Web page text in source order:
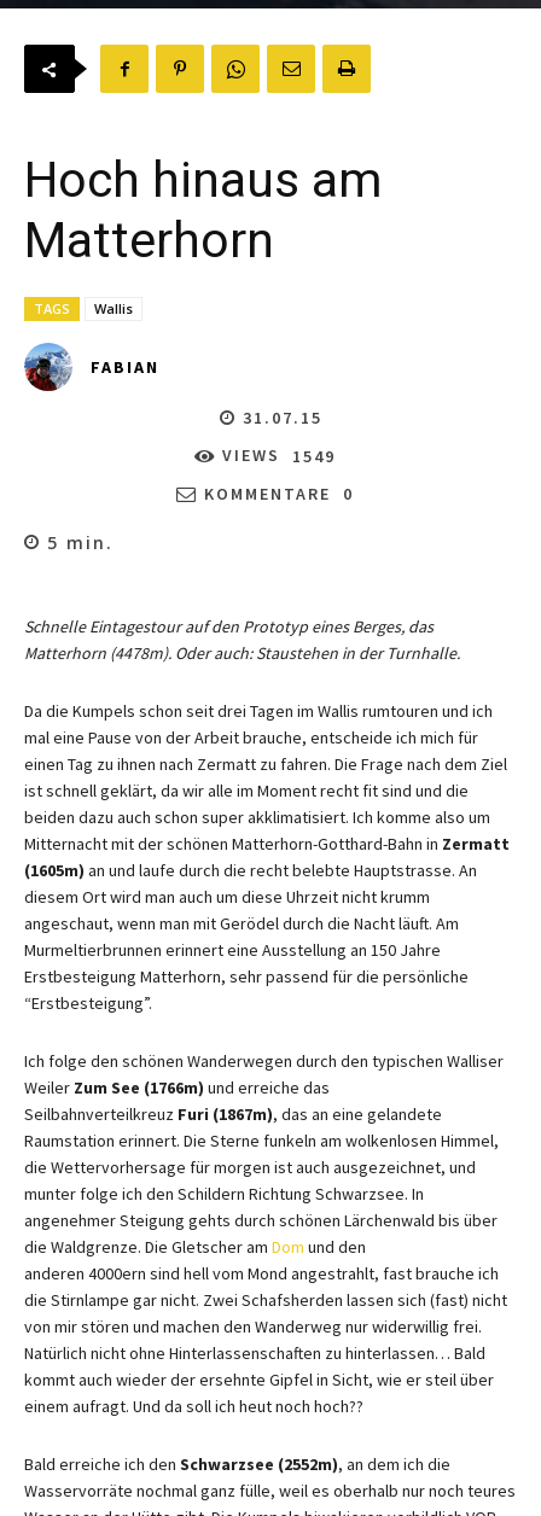
Hoch hinaus am
Matterhorn
TAGS Wallis
FABIAN
31.07.15
VIEWS
1549
KOMMENTARE
0
5 min.
Schnelle Eintagestour auf den Prototyp eines Berges, das
Matterhorn (4478m). Oder auch: Staustehen in der Turnhalle.
Da die Kumpels schon seit drei Tagen im Wallis rumtouren und ich
mal eine Pause von der Arbeit brauche, entscheide ich mich für
einen Tag zu ihnen nach Zermatt zu fahren. Die Frage nach dem Ziel
ist schnell geklärt, da wir alle im Moment recht fit sind und die
beiden dazu auch schon super akklimatisiert. Ich komme also um
Mitternacht mit der schönen Matterhorn-Gotthard-Bahn in Zermatt
(1605m) an und laufe durch die recht belebte Hauptstrasse. An
diesem Ort wird man auch um diese Uhrzeit nicht krumm
angeschaut, wenn man mit Gerödel durch die Nacht läuft. Am
Murmeltierbrunnen erinnert eine Ausstellung an 150 Jahre
Erstbesteigung Matterhorn, sehr passend für die persönliche
“Erstbesteigung”.
Ich folge den schönen Wanderwegen durch den typischen Walliser
Weiler Zum See (1766m) und erreiche das
Seilbahnverteilkreuz Furi (1867m), das an eine gelandete
Raumstation erinnert. Die Sterne funkeln am wolkenlosen Himmel,
die Wettervorhersage für morgen ist auch ausgezeichnet, und
munter folge ich den Schildern Richtung Schwarzsee. In
angenehmer Steigung gehts durch schönen Lärchenwald bis über
die Waldgrenze. Die Gletscher am Dom und den
anderen 4000ern sind hell vom Mond angestrahlt, fast brauche ich
die Stirnlampe gar nicht. Zwei Schafsherden lassen sich (fast) nicht
von mir stören und machen den Wanderweg nur widerwillig frei.
Natürlich nicht ohne Hinterlassenschaften zu hinterlassen… Bald
kommt auch wieder der ersehnte Gipfel in Sicht, wie er steil über
einem aufragt. Und da soll ich heut noch hoch??
Bald erreiche ich den Schwarzsee (2552m), an dem ich die
Wasservorräte nochmal ganz fülle, weil es oberhalb nur noch teures